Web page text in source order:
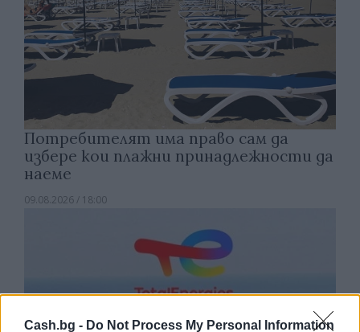
Cash.bg - Do Not Process My Personal Information
Потребителят има право сам да
избере кои плажни принадлежности да
наеме
09.08.2026 / 18:00